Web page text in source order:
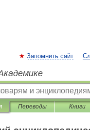
Запомнить сайт
Переводы Книги